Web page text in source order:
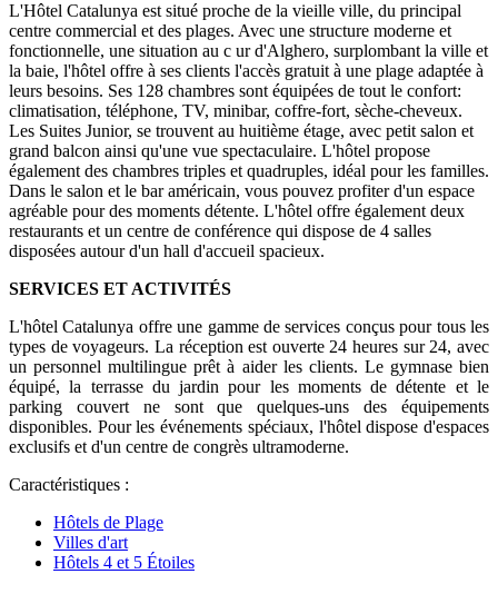
L'Hôtel Catalunya est situé proche de la vieille ville, du principal
centre commercial et des plages. Avec une structure moderne et
fonctionnelle, une situation au c ur d'Alghero, surplombant la ville et
la baie, l'hôtel offre à ses clients l'accès gratuit à une plage adaptée à
leurs besoins. Ses 128 chambres sont équipées de tout le confort:
climatisation, téléphone, TV, minibar, coffre-fort, sèche-cheveux.
Les Suites Junior, se trouvent au huitième étage, avec petit salon et
grand balcon ainsi qu'une vue spectaculaire. L'hôtel propose
également des chambres triples et quadruples, idéal pour les familles.
Dans le salon et le bar américain, vous pouvez profiter d'un espace
agréable pour des moments détente. L'hôtel offre également deux
restaurants et un centre de conférence qui dispose de 4 salles
disposées autour d'un hall d'accueil spacieux.
SERVICES ET ACTIVITÉS
L'hôtel Catalunya offre une gamme de services conçus pour tous les
types de voyageurs. La réception est ouverte 24 heures sur 24, avec
un personnel multilingue prêt à aider les clients. Le gymnase bien
équipé, la terrasse du jardin pour les moments de détente et le
parking couvert ne sont que quelques-uns des équipements
disponibles. Pour les événements spéciaux, l'hôtel dispose d'espaces
exclusifs et d'un centre de congrès ultramoderne.
Caractéristiques :
Hôtels de Plage
Villes d'art
Hôtels 4 et 5 Étoiles